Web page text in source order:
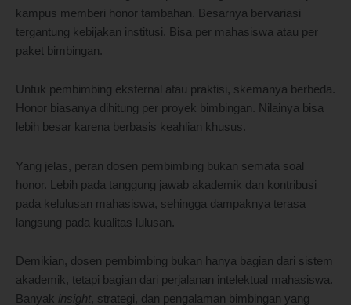
kampus memberi honor tambahan. Besarnya bervariasi
tergantung kebijakan institusi. Bisa per mahasiswa atau per
paket bimbingan.
Untuk pembimbing eksternal atau praktisi, skemanya berbeda.
Honor biasanya dihitung per proyek bimbingan. Nilainya bisa
lebih besar karena berbasis keahlian khusus.
Yang jelas, peran dosen pembimbing bukan semata soal
honor. Lebih pada tanggung jawab akademik dan kontribusi
pada kelulusan mahasiswa, sehingga dampaknya terasa
langsung pada kualitas lulusan.
Demikian, dosen pembimbing bukan hanya bagian dari sistem
akademik, tetapi bagian dari perjalanan intelektual mahasiswa.
Banyak insight, strategi, dan pengalaman bimbingan yang